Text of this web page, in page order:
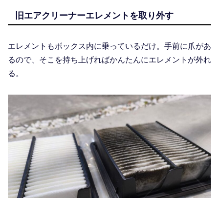
旧エアクリーナーエレメントを取り外す
エレメントもボックス内に乗っているだけ。手前に爪があ
るので、そこを持ち上げればかんたんにエレメントが外れ
る。